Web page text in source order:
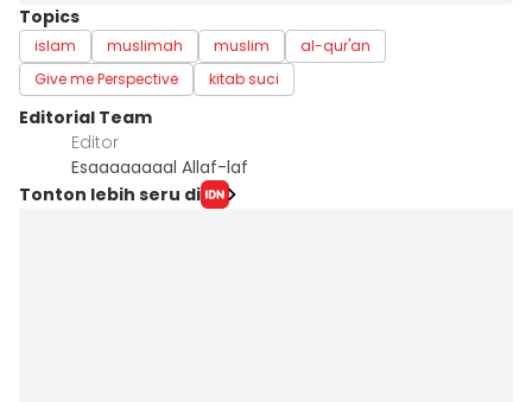
Topics
islam muslimah muslim
al-qur'an
Give me Perspective
kitab suci
Editorial Team
Editor
Esaaaaaaaal Allaf-laf
Tonton lebih seru di